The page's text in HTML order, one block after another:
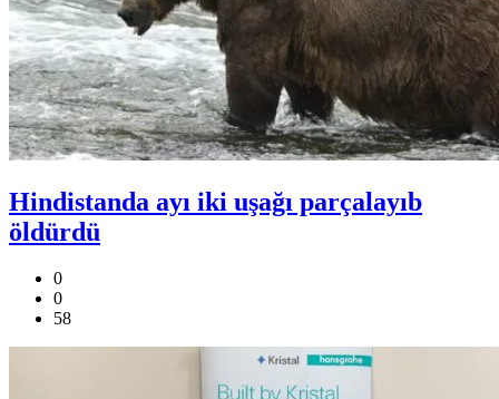
Hindistanda ayı iki uşağı parçalayıb
öldürdü
0
0
58